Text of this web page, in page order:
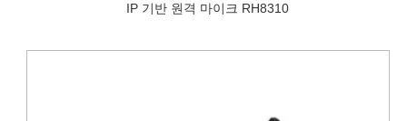
IP 기반 원격 마이크 RH8310